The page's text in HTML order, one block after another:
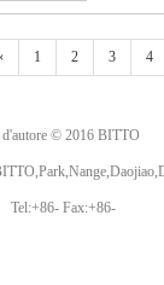
1 2 3 4
© 2016 BITTO
Tel:+86- Fax:+86-